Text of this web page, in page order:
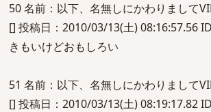
50 名前：以下、名無しにかわりまして
[] 投稿日：2010/03/13(土) 08:16:57.56
きもいけどおもしろい
51 名前：以下、名無しにかわりまして
[] 投稿日：2010/03/13(土) 08:19:17.82